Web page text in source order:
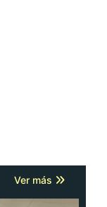
Ver más